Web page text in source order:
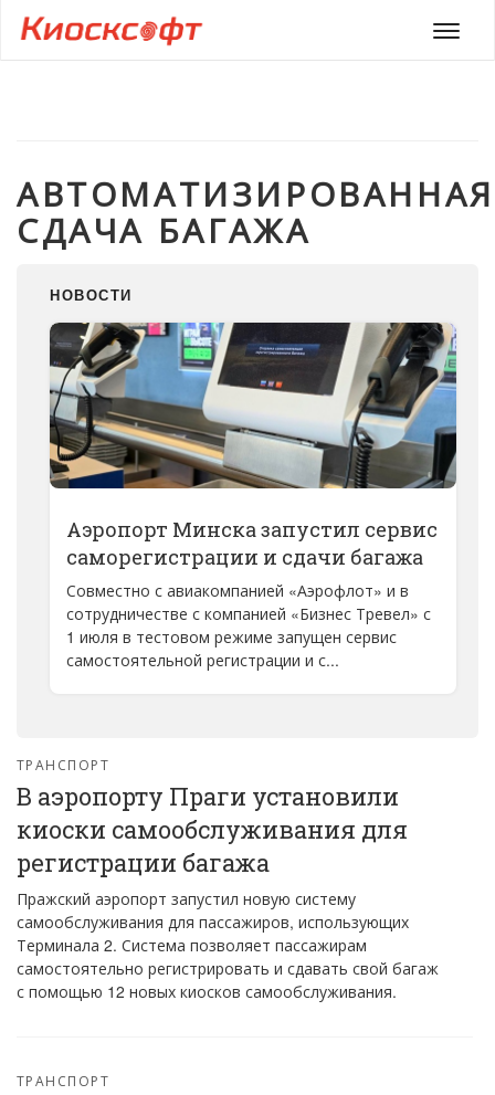
Меню
АВТОМАТИЗИРОВАННАЯ
СДАЧА БАГАЖА
НОВОСТИ
Аэропорт Минска запустил сервис
саморегистрации и сдачи багажа
Совместно с авиакомпанией «Аэрофлот» и в
сотрудничестве с компанией «Бизнес Тревел» с
1 июля в тестовом режиме запущен сервис
самостоятельной регистрации и с...
ТРАНСПОРТ
В аэропорту Праги установили
киоски самообслуживания для
регистрации багажа
Пражский аэропорт запустил новую систему
самообслуживания для пассажиров, использующих
Терминала 2. Система позволяет пассажирам
самостоятельно регистрировать и сдавать свой багаж
с помощью 12 новых киосков самообслуживания.
ТРАНСПОРТ